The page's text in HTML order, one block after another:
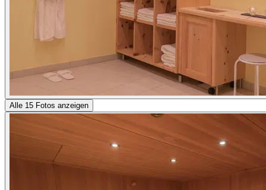
Alle 15 Fotos anzeigen